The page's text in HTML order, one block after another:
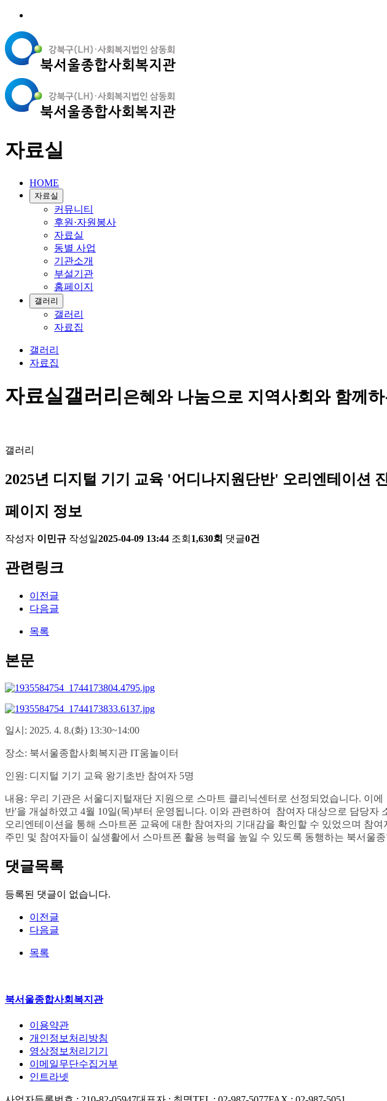
자료실
HOME
자료실
커뮤니티
후원·자원봉사
자료실
동별 사업
기관소개
부설기관
홈페이지
갤러리
갤러리
자료집
갤러리
자료집
자료실갤러리은혜와 나눔으로 지역사회와 함께
갤러리
2025년 디지털 기기 교육 '어디나지원단반' 오리엔테이션
페이지 정보
작성자 이민규 작성일2025-04-09 13:44 조회 1,630회 댓글0건
관련링크
이전글
다음글
목록
본문
일시: 2025. 4. 8.(화) 13:30~14:00
장소: 북서울종합사회복지관 IT움놀이터
인원: 디지털 기기 교육 왕기초반 참여자 5명
내용: 우리 기관은 서울디지털재단 지원으로 스마트 클리닉센터로 선정되었습니다. 이
반'을 개설하였고 4월 10일(목)부터 운영됩니다. 이와 관련하여 참여자 대상으로 담당
오리엔테이션을 통해 스마트폰 교육에 대한 참여자의 기대감을 확인할 수 있었으며 참
주민 및 참여자들이 실생활에서 스마트폰 활용 능력을 높일 수 있도록 동행하는 북서울
댓글목록
등록된 댓글이 없습니다.
이전글
다음글
목록
북서울종합사회복지관
이용약관
개인정보처리방침
영상정보처리기기
이메일무단수집거부
인트라넷